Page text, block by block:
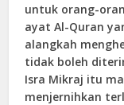
untuk orang-
ayat Al-Quran
alangkah
tidak boleh
Isra Mikraj itu
menjernihkan